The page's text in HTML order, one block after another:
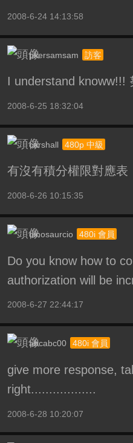
2008-6-24 14:13:58
pkersamsam 訪客
I understand knoww!!!
2008-6-25 18:32:04
carshall 480p 中級
有沒有積分權限對應表
2008-6-26 10:15:35
dinosaurcio 480i 會員
Do you know how to
authorization will be
2008-6-27 22:44:17
abcabc00 480i 會員
give more response,
right..................
2008-6-28 10:20:07